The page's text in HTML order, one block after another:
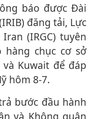
đăng tải, Lực
(IRGC) tuyên
chục cơ sở
Kuwait để đáp
hôm 8-7.
và Không quân